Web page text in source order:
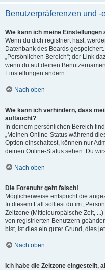
Benutzerpräferenzen und -
Wie kann ich meine Einstellungen
Wenn du dich registriert hast,
Datenbank des Boards
„Persönlichen Bereich“; der Link
wenn du auf deinen
Einstellungen ändern.
Nach oben
Wie kann ich verhindern, dass
auftaucht?
In deinem persönlichen Bereich
„Meinen Online-Status während
Option einschaltest, können nur
deinen Online-Status sehen. Du
Nach oben
Die Forenuhr geht falsch!
Möglicherweise entspricht die
In diesem Fall solltest du im
Zeitzone (Mitteleuropäische Zeit,
von registrierten Benutzern
bist, ist dies ein guter Grund, dies
Nach oben
Ich habe die Zeitzone eingestellt,